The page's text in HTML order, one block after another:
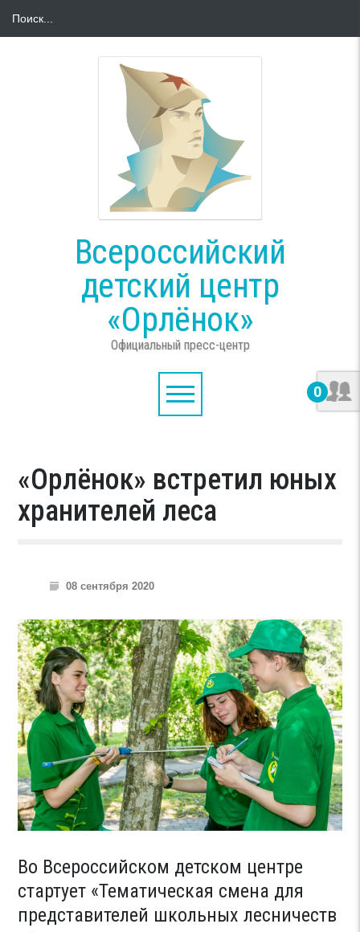
Всероссийский
детский центр
«Орлёнок»
Официальный пресс-центр
0
«Орлёнок» встретил юных
хранителей леса
08 сентября 2020
Во Всероссийском детском центре
стартует «Тематическая смена для
представителей школьных лесничеств